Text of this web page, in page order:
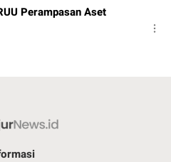
Perampasan Aset